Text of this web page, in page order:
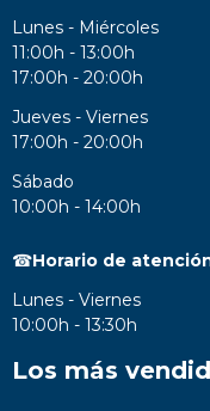
Lunes - Miércoles
11:00h - 13:00h
17:00h - 20:00h
Jueves - Viernes
17:00h - 20:00h
Sábado
10:00h - 14:00h
☎Horario de
Lunes - Viernes
10:00h - 13:30h
Los más